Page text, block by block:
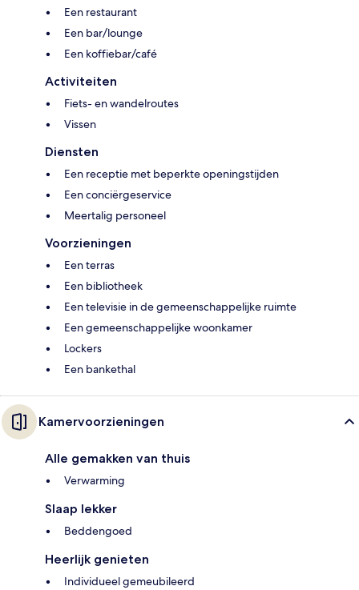
Een restaurant
Een bar/lounge
Een koffiebar/café
Activiteiten
Fiets- en wandelroutes
Vissen
Diensten
Een receptie met beperkte openingstijden
Een conciërgeservice
Meertalig personeel
Voorzieningen
Een terras
Een bibliotheek
Een televisie in de gemeenschappelijke ruimte
Een gemeenschappelijke woonkamer
Lockers
Een bankethal
Kamervoorzieningen
Alle gemakken van thuis
Verwarming
Slaap lekker
Beddengoed
Heerlijk genieten
Individueel gemeubileerd